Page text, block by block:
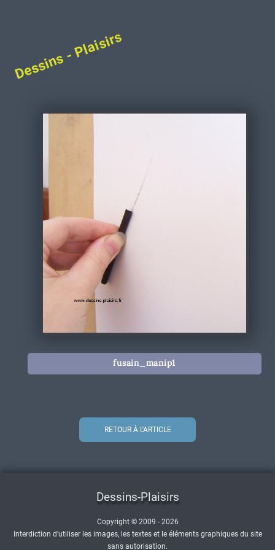
Dessins - Plaisirs
fusain_manip1
RETOUR À L'ARTICLE
Dessins-Plaisirs
Copyright © 2009 - 2026
Interdiction d'utiliser les images, les textes et le éléments graphiques du site
sans autorisation.